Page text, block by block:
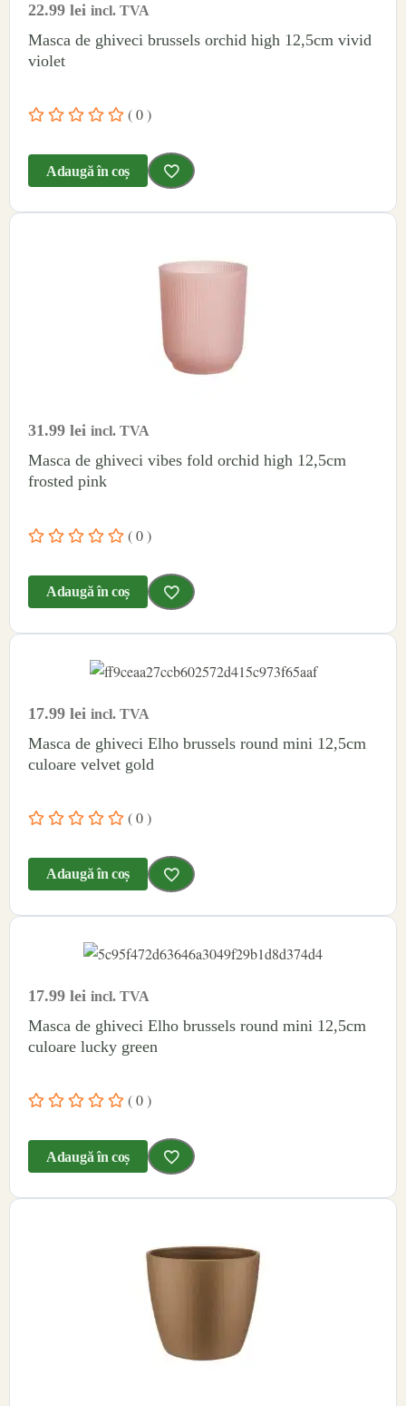
22.99 lei incl. TVA
Masca de ghiveci brussels orchid high 12,5cm vivid
violet
( 0 )
Adaugă în coș
31.99 lei incl. TVA
Masca de ghiveci vibes fold orchid high 12,5cm
frosted pink
( 0 )
Adaugă în coș
17.99 lei incl. TVA
Masca de ghiveci Elho brussels round mini 12,5cm
culoare velvet gold
( 0 )
Adaugă în coș
17.99 lei incl. TVA
Masca de ghiveci Elho brussels round mini 12,5cm
culoare lucky green
( 0 )
Adaugă în coș